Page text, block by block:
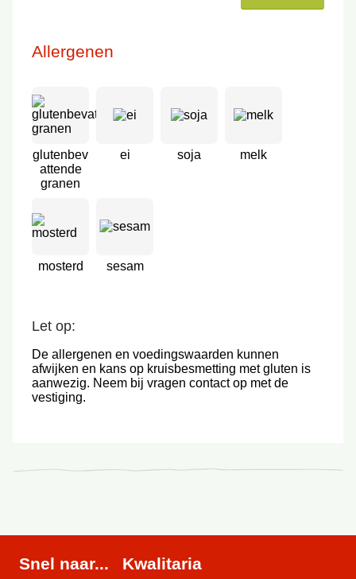
Allergenen
glutenbev
attende
granen
ei soja melk
mosterd sesam
Let op:
De allergenen en voedingswaarden kunnen
afwijken en kans op kruisbesmetting met gluten is
aanwezig. Neem bij vragen contact op met de
vestiging.
Snel naar... Kwalitaria